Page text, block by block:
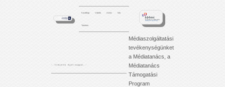
Kezdőlap Videók Archív Info
Tartalom
'. . . f i l m j e i n k é j j e l - n a p p a l . . .'
Médiaszolgáltatási
tevékenységünket
a Médiatanács, a
Médiatanács
Támogatási
Program